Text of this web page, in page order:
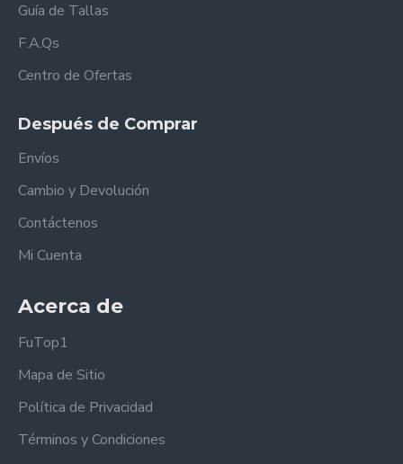
Guía de Tallas
F.A.Qs
Centro de Ofertas
Después de Comprar
Envíos
Cambio y Devolución
Contáctenos
Mi Cuenta
Acerca de
FuTop1
Mapa de Sitio
Política de Privacidad
Términos y Condiciones